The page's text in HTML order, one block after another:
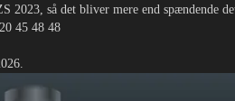
så det bliver mere end spændende
45 48 48